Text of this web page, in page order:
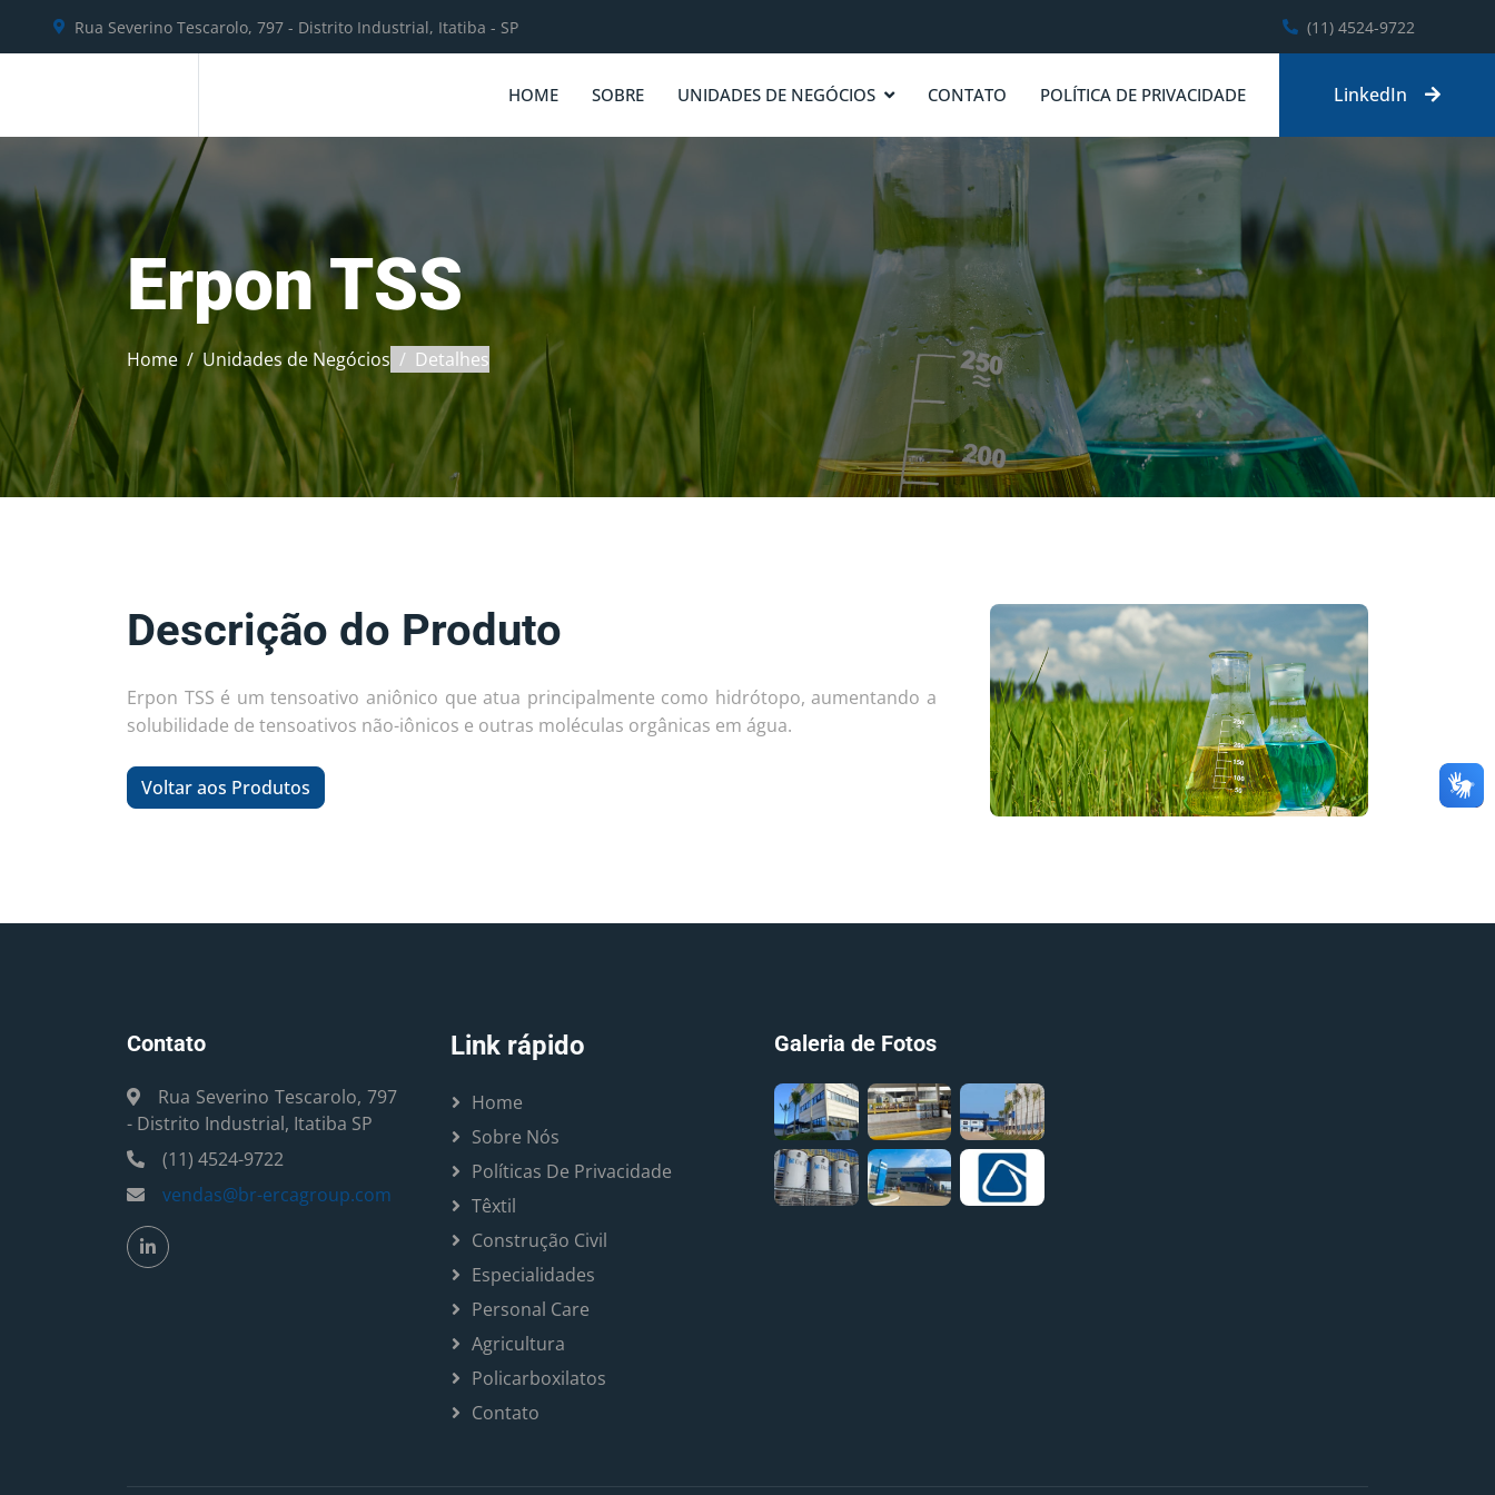
Rua Severino Tescarolo, 797 - Distrito Industrial, Itatiba - SP (11) 4524-9722
HOME SOBRE UNIDADES DE NEGÓCIOS CONTATO POLÍTICA DE PRIVACIDADE LinkedIn
Erpon TSS
Home Unidades de Negócios Detalhes
Descrição do Produto
Erpon TSS é um tensoativo aniônico que atua principalmente como hidrótopo, aumentando a
solubilidade de tensoativos não-iônicos e outras moléculas orgânicas em água.
Voltar aos Produtos
Contato
Rua Severino Tescarolo, 797
- Distrito Industrial, Itatiba SP
(11) 4524-9722
vendas@br-ercagroup.com
Link rápido
Home
Sobre Nós
Políticas De Privacidade
Têxtil
Construção Civil
Especialidades
Personal Care
Agricultura
Policarboxilatos
Contato
Galeria de Fotos